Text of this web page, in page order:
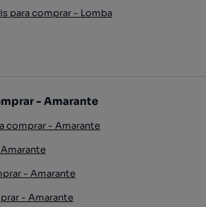
para comprar - Lomba
- Amarante
comprar - Amarante
- Amarante
- Amarante